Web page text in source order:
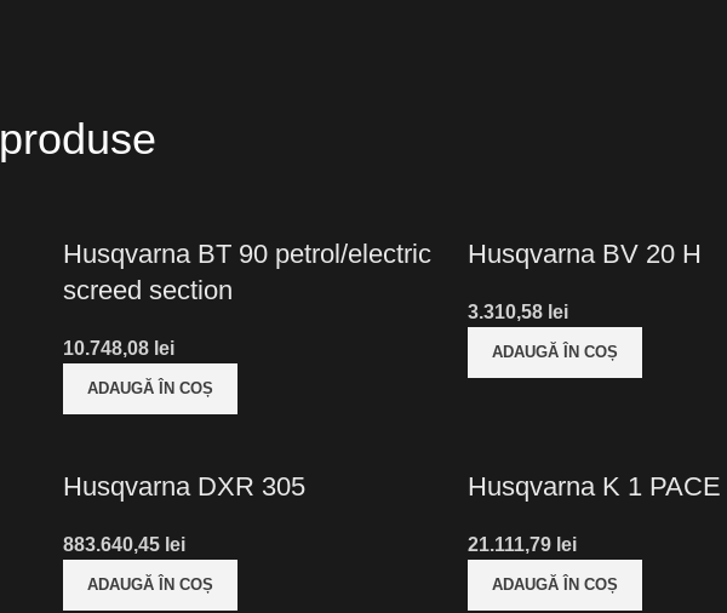
produse
Husqvarna BT 90 petrol/electric
screed section
lei
ADAUGĂ ÎN COȘ
Husqvarna BV 20 H
lei
ADAUGĂ ÎN COȘ
Husqvarna DXR 305
lei
ADAUGĂ ÎN COȘ
Husqvarna K 1 PACE
lei
ADAUGĂ ÎN COȘ